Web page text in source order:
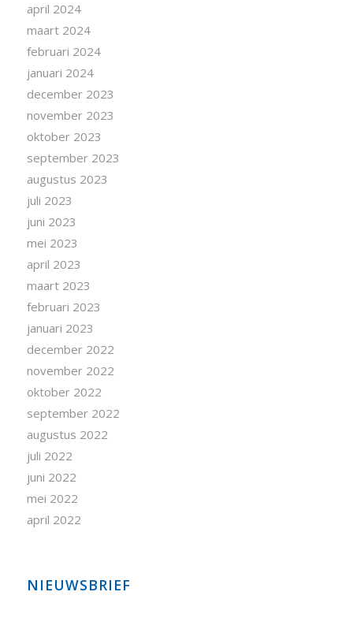
april 2024
maart 2024
februari 2024
januari 2024
december 2023
november 2023
oktober 2023
september 2023
augustus 2023
juli 2023
juni 2023
mei 2023
april 2023
maart 2023
februari 2023
januari 2023
december 2022
november 2022
oktober 2022
september 2022
augustus 2022
juli 2022
juni 2022
mei 2022
april 2022
NIEUWSBRIEF